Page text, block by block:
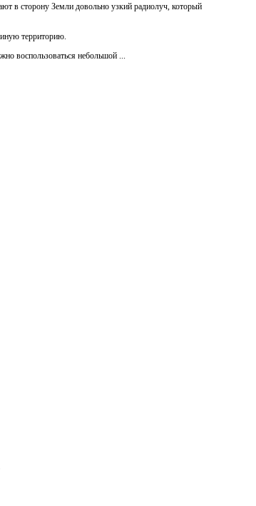
в сторону Земли довольно узкий радиолуч, который
иную территорию.
воспользоваться небольшой ...